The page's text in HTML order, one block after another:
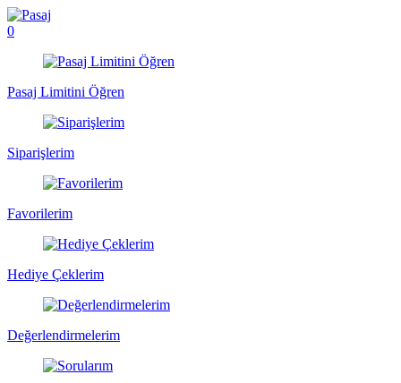
0
Pasaj Limitini Öğren
Siparişlerim
Favorilerim
Hediye Çeklerim
Değerlendirmelerim